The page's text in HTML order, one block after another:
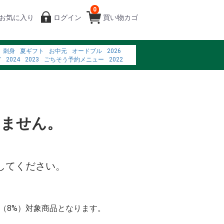
買い物カゴ
0
お気に入り ログイン
刺身 夏ギフト お中元 オードブル
2026
2024 2023 ごちそう予約メニュー
2022
せん。
ください。
）対象商品となります。